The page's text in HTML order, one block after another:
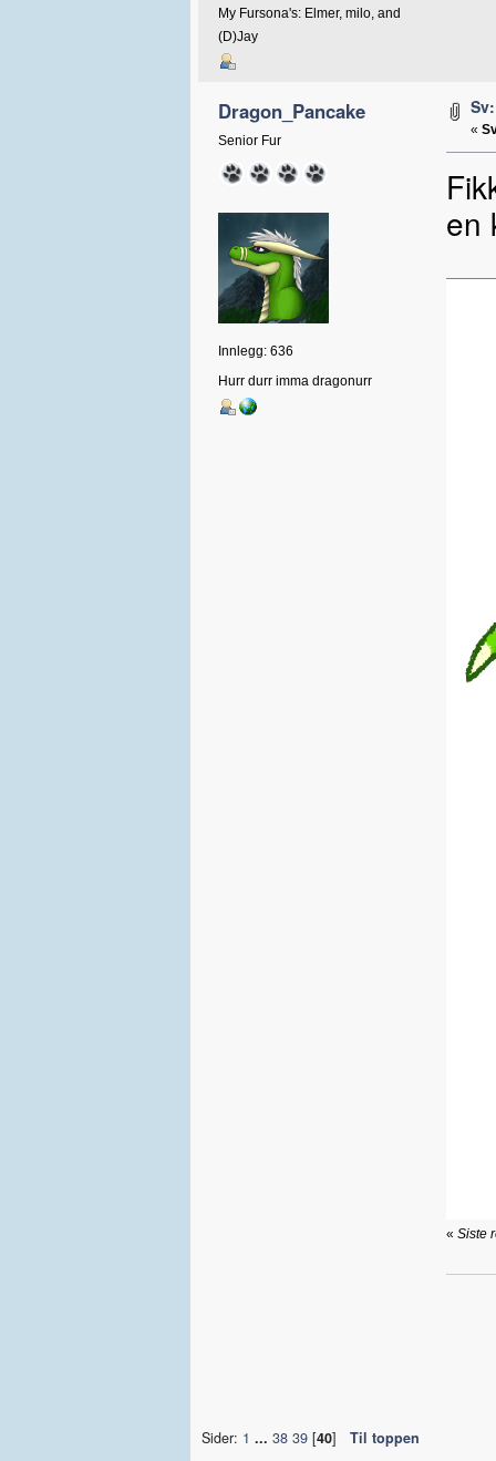
My Fursona's: Elmer, milo, and
(D)Jay
Dragon_Pancake
Senior Fur
Innlegg: 636
Hurr durr imma dragonurr
«
en
« Siste
Sider: 1 ... 38 39[40] Til toppen